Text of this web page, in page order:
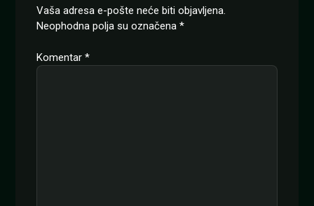
Vaša adresa e-pošte neće biti objavljena.
Neophodna polja su označena *
Komentar *